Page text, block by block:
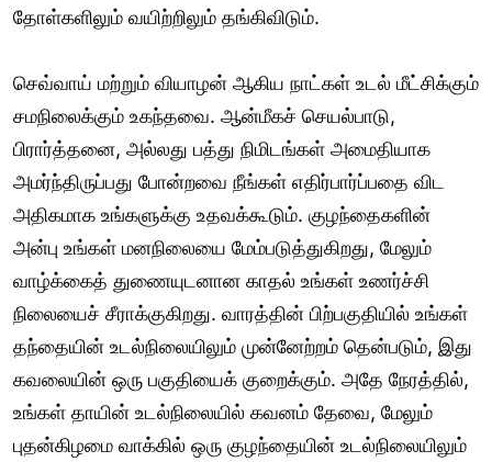
தோள்களிலும் வயிற்றிலும் தங்கிவிடும்.
செவ்வாய் மற்றும் வியாழன் ஆகிய நாட்கள் உடல் மீட்சிக்கும்
சமநிலைக்கும் உகந்தவை. ஆன்மீகச் செயல்பாடு,
பிரார்த்தனை, அல்லது பத்து நிமிடங்கள் அமைதியாக
அமர்ந்திருப்பது போன்றவை நீங்கள் எதிர்பார்ப்பதை விட
அதிகமாக உங்களுக்கு உதவக்கூடும். குழந்தைகளின்
அன்பு உங்கள் மனநிலையை மேம்படுத்துகிறது, மேலும்
வாழ்க்கைத் துணையுடனான காதல் உங்கள் உணர்ச்சி
நிலையைச் சீராக்குகிறது. வாரத்தின் பிற்பகுதியில் உங்கள்
தந்தையின் உடல்நிலையிலும் முன்னேற்றம் தென்படும், இது
கவலையின் ஒரு பகுதியைக் குறைக்கும். அதே நேரத்தில்,
உங்கள் தாயின் உடல்நிலையில் கவனம் தேவை, மேலும்
புதன்கிழமை வாக்கில் ஒரு குழந்தையின் உடல்நிலையிலும்